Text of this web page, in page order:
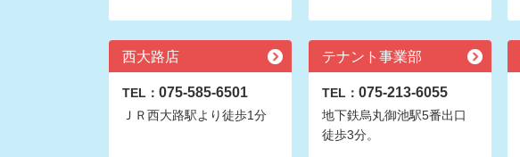
西大路店
TEL： 075-585-6501
ＪＲ西大路駅より徒歩1分
テナント事業部
TEL： 075-213-6055
地下鉄烏丸御池駅5番出口
徒歩3分。